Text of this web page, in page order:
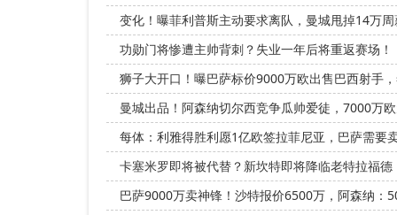
变化！曝菲利普斯主动要求离队，曼城甩掉14万
功勋门将惨遭主帅背刺？失业一年后将重返赛场！
狮子大开口！曝巴萨标价9000万欧出售巴西射手
曼城出品！阿森纳切尔西竞争瓜帅爱徒，7000万
每体：利雅得胜利愿1亿欧签拉菲尼亚，巴萨需要
卡塞米罗即将被代替？新坎特即将降临老特拉福德
巴萨9000万卖神锋！沙特报价6500万，阿森纳：